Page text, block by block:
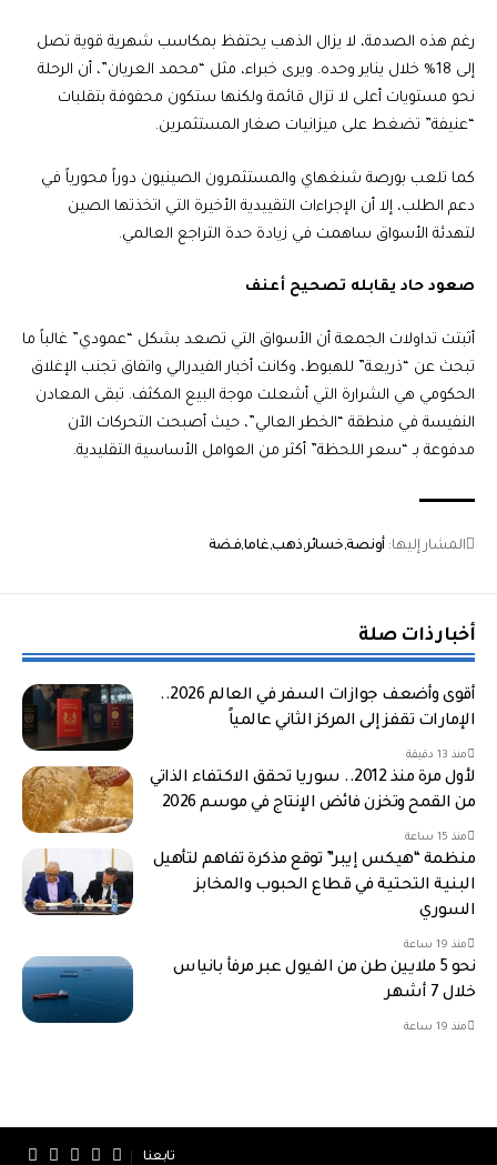
رغم هذه الصدمة، لا يزال الذهب يحتفظ بمكاسب شهرية قوية تصل
إلى 18% خلال يناير وحده. ويرى خبراء، مثل “محمد العريان”، أن الرحلة
نحو مستويات أعلى لا تزال قائمة ولكنها ستكون محفوفة بتقلبات
“عنيفة” تضغط على ميزانيات صغار المستثمرين.
كما تلعب بورصة شنغهاي والمستثمرون الصينيون دوراً محورياً في
دعم الطلب، إلا أن الإجراءات التقييدية الأخيرة التي اتخذتها الصين
لتهدئة الأسواق ساهمت في زيادة حدة التراجع العالمي.
صعود حاد يقابله تصحيح أعنف
أثبتت تداولات الجمعة أن الأسواق التي تصعد بشكل “عمودي” غالباً ما
تبحث عن “ذريعة” للهبوط، وكانت أخبار الفيدرالي واتفاق تجنب الإغلاق
الحكومي هي الشرارة التي أشعلت موجة البيع المكثف. تبقى المعادن
النفيسة في منطقة “الخطر العالي”، حيث أصبحت التحركات الآن
مدفوعة بـ “سعر اللحظة” أكثر من العوامل الأساسية التقليدية.
المشار إليها: أونصة خسائر ذهب غامافضة
أخبار ذات صلة
أقوى وأضعف جوازات السفر في العالم 2026..
الإمارات تقفز إلى المركز الثاني عالمياً
منذ 13 دقيقة
لأول مرة منذ 2012.. سوريا تحقق الاكتفاء الذاتي
من القمح وتخزن فائض الإنتاج في موسم 2026
منذ 15 ساعة
منظمة “هيكس إيبر” توقع مذكرة تفاهم لتأهيل
البنية التحتية في قطاع الحبوب والمخابز
السوري
منذ 19 ساعة
نحو 5 ملايين طن من الفيول عبر مرفأ بانياس
خلال 7 أشهر
منذ 19 ساعة
تابعنا